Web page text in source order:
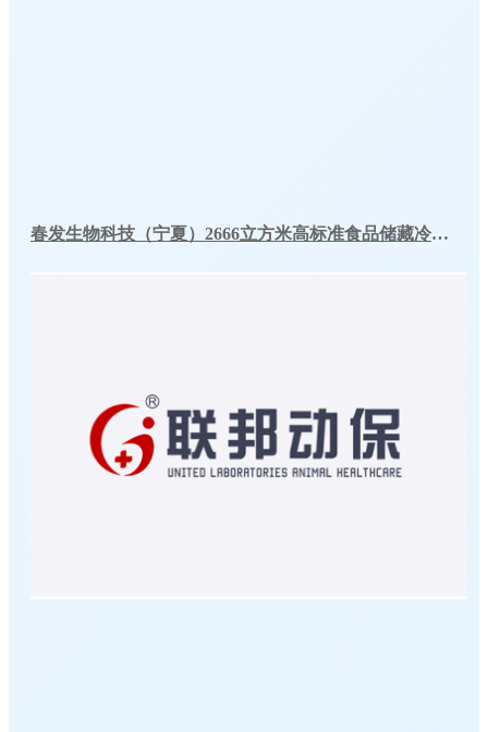
春发生物科技（宁夏）2666立方米高标准食品储藏冷库工程案例